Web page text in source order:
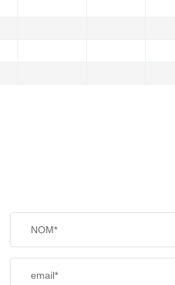
NOM*
email*